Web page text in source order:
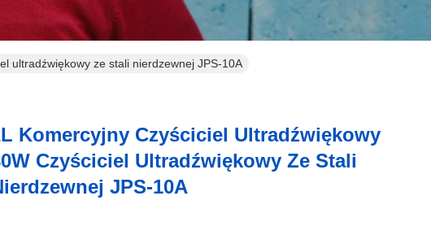
ultradźwiękowy ze stali nierdzewnej JPS-10A
Komercyjny Czyściciel Ultradźwiękowy
Czyściciel Ultradźwiękowy Ze Stali
JPS-10A